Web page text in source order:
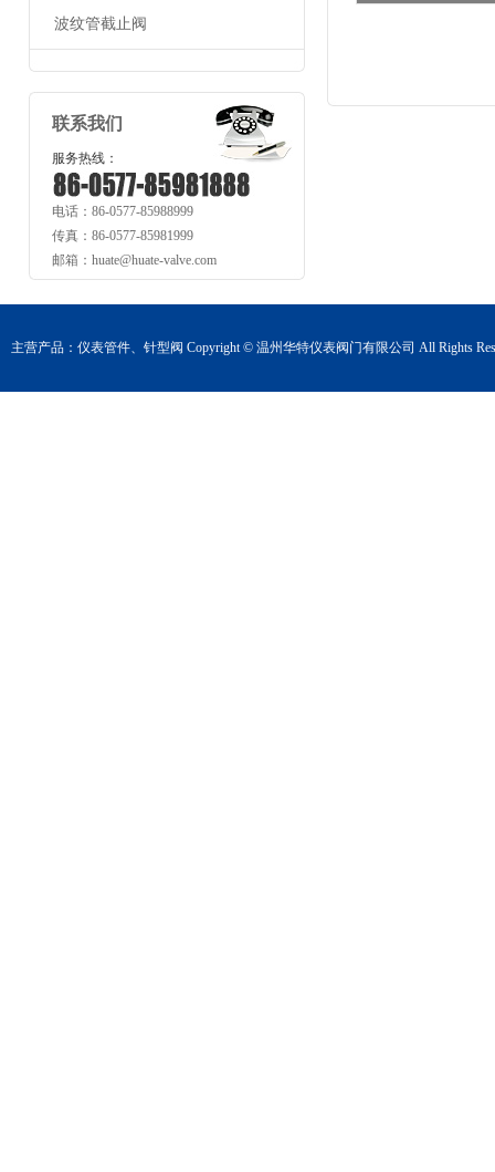
波纹管截止阀
联系我们
服务热线：
电话：86-0577-85988999
传真：86-0577-85981999
邮箱：huate@huate-valve.com
主营产品： 仪表管件、 针型阀 Copyright © 温州华特仪表阀门有限公司 All Rights